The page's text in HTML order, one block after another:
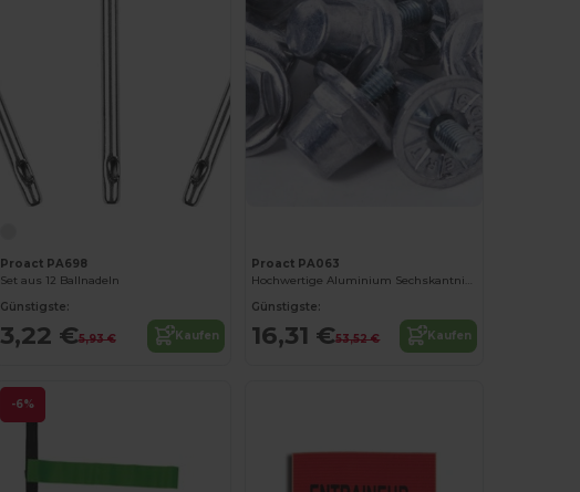
Proact PA698
Set aus 12 Ballnadeln
Günstigste:
3,22 €5,93 € Kaufen
Proact PA063
Hochwertige Aluminium Sechskantnieten
Günstigste:
16,31 €53,52 € Kaufen
-6%